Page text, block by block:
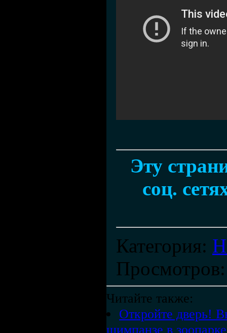
Эту
соц.
Категория:
Просмотров
Читайте также:
Откройте дверь!
шимпанзе в зоопарке